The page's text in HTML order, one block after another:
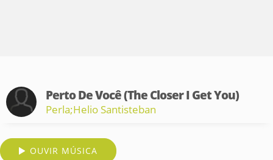
Perto De Você (The Closer I Get You)
Perla;Helio Santisteban
OUVIR MÚSICA